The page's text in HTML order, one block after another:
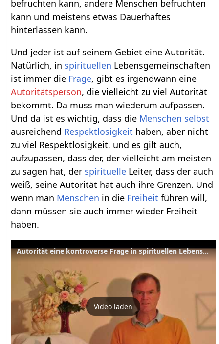
befruchten kann, andere Menschen befruchten
kann und meistens etwas Dauerhaftes
hinterlassen kann.
Und jeder ist auf seinem Gebiet eine Autorität.
Natürlich, in spirituellen Lebensgemeinschaften
ist immer die Frage, gibt es irgendwann eine
Autoritätsperson, die vielleicht zu viel Autorität
bekommt. Da muss man wiederum aufpassen.
Und da ist es wichtig, dass die Menschen selbst
ausreichend Respektlosigkeit haben, aber nicht
zu viel Respektlosigkeit, und es gilt auch,
aufzupassen, dass der, der vielleicht am meisten
zu sagen hat, der spirituelle Leiter, dass der auch
weiß, seine Autorität hat auch ihre Grenzen. Und
wenn man Menschen in die Freiheit führen will,
dann müssen sie auch immer wieder Freiheit
haben.
Autorität eine kontroverse Frage in spirituellen Lebensgemeinschaften
Video laden